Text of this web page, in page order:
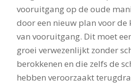
vooruitgang op de oude
door een nieuw plan voor de
van vooruitgang. Dit moet
groei verwezenlijkt zonder
berokkenen en die zelfs de
hebben veroorzaakt